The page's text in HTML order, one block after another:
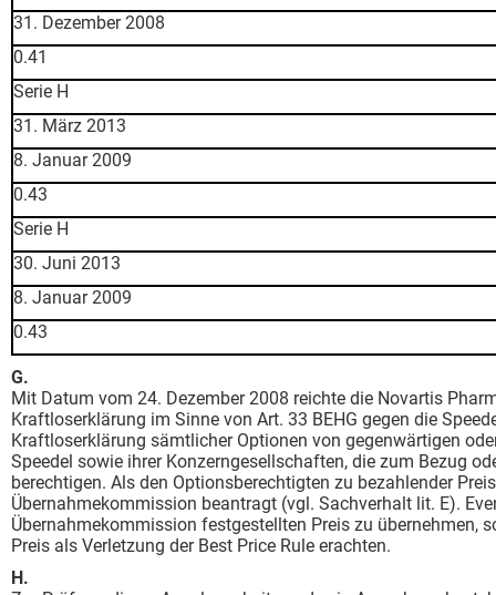
31. Dezember 2008
0.41
Serie H
31. März 2013
8. Januar 2009
0.43
Serie H
30. Juni 2013
8. Januar 2009
0.43
Mit Datum vom 24. Dezember 2008 reichte die Novartis
Kraftloserklärung im Sinne von Art. 33 BEHG gegen die
Kraftloserklärung sämtlicher Optionen von gegenwärtigen
Speedel sowie ihrer Konzerngesellschaften, die zum Bezug
berechtigen. Als den Optionsberechtigten zu bezahlender
Übernahmekommission beantragt (vgl. Sachverhalt lit. E).
Übernahmekommission festgestellten Preis zu übernehmen,
Preis als Verletzung der Best Price Rule erachten.